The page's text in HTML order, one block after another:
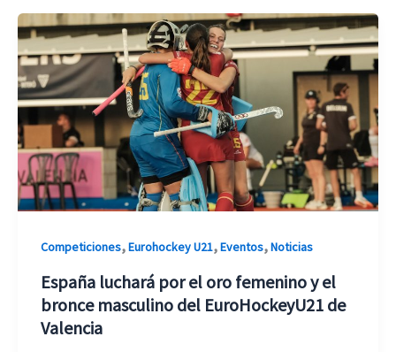
Competiciones,Eurohockey U21,Eventos,Noticias
España luchará por el oro femenino y el
bronce masculino del EuroHockeyU21 de
Valencia